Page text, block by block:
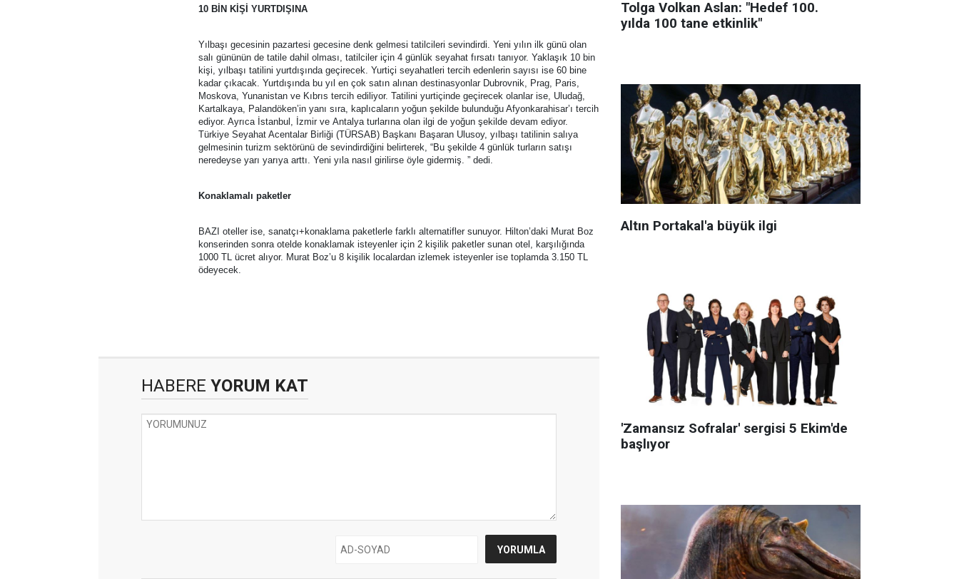
10 BİN KİŞİ YURTDIŞINA
Yılbaşı gecesinin pazartesi gecesine denk gelmesi tatilcileri sevindirdi. Yeni yılın ilk günü olan
salı gününün de tatile dahil olması, tatilciler için 4 günlük seyahat fırsatı tanıyor. Yaklaşık 10 bin
kişi, yılbaşı tatilini yurtdışında geçirecek. Yurtiçi seyahatleri tercih edenlerin sayısı ise 60 bine
kadar çıkacak. Yurtdışında bu yıl en çok satın alınan destinasyonlar Dubrovnik, Prag, Paris,
Moskova, Yunanistan ve Kıbrıs tercih ediliyor. Tatilini yurtiçinde geçirecek olanlar ise, Uludağ,
Kartalkaya, Palandöken’in yanı sıra, kaplıcaların yoğun şekilde bulunduğu Afyonkarahisar’ı tercih
ediyor. Ayrıca İstanbul, İzmir ve Antalya turlarına olan ilgi de yoğun şekilde devam ediyor.
Türkiye Seyahat Acentalar Birliği (TÜRSAB) Başkanı Başaran Ulusoy, yılbaşı tatilinin salıya
gelmesinin turizm sektörünü de sevindirdiğini belirterek, “Bu şekilde 4 günlük turların satışı
neredeyse yarı yarıya arttı. Yeni yıla nasıl girilirse öyle gidermiş. ” dedi.
Konaklamalı paketler
BAZI oteller ise, sanatçı+konaklama paketlerle farklı alternatifler sunuyor. Hilton’daki Murat Boz
konserinden sonra otelde konaklamak isteyenler için 2 kişilik paketler sunan otel, karşılığında
1000 TL ücret alıyor. Murat Boz’u 8 kişilik localardan izlemek isteyenler ise toplamda 3.150 TL
ödeyecek.
HABERE YORUM KAT
Tolga Volkan Aslan: "Hedef 100.
yılda 100 tane etkinlik"
Altın Portakal'a büyük ilgi
'Zamansız Sofralar' sergisi 5 Ekim'de
başlıyor